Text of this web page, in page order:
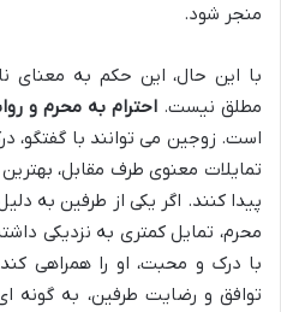
منجر شود.
با این حال، این حکم به معنای
مطلق نیست. احترام به محرم و
است. زوجین می توانند با گفتگو،
تمایلات معنوی طرف مقابل،
پیدا کنند. اگر یکی از طرفین به
محرم، تمایل کمتری به نزدیکی
با درک و محبت، او را همراهی
توافق و رضایت طرفین، به